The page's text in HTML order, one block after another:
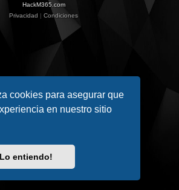
cookies para asegurar que
en nuestro sitio
entiendo!
HackM365.com
Privacidad | Condiciones